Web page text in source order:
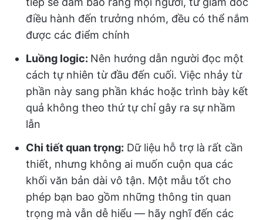
điều hành đến trưởng nhóm, đều có thể nắm
được các điểm chính
Luồng logic: Nên hướng dẫn người đọc một
cách tự nhiên từ đầu đến cuối. Việc nhảy từ
phần này sang phần khác hoặc trình bày kết
quả không theo thứ tự chỉ gây ra sự nhầm
lẫn
Chi tiết quan trọng: Dữ liệu hỗ trợ là rất cần
thiết, nhưng không ai muốn cuộn qua các
khối văn bản dài vô tận. Một mẫu tốt cho
phép bạn bao gồm những thông tin quan
trọng mà vẫn dễ hiểu — hãy nghĩ đến các